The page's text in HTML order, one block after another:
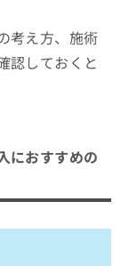
考え方、施術
認しておくと
におすすめの